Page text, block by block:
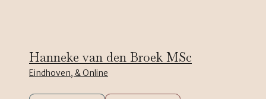
Hanneke van den Broek MSc
Eindhoven, & Online